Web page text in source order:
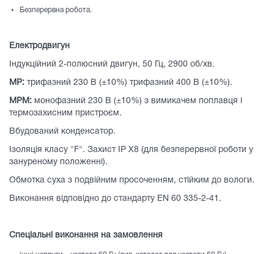
Безперервна робота.
Електродвигун
Індукційний 2-полюсний двигун, 50 Гц, 2900 об/хв.
MP: трифазний 230 В (±10%) трифазний 400 В (±10%).
MPM: монофазний 230 В (±10%) з вимикачем поплавця і
термозахисним пристроєм.
Вбудований конденсатор.
Ізоляція класу "F". Захист IP X8 (для безперервної роботи у
зануреному положенні).
Обмотка суха з подвійним просоченням, стійким до вологи.
Виконання відповідно до стандарту EN 60 335-2-41.
Спеціальні виконання на замовлення